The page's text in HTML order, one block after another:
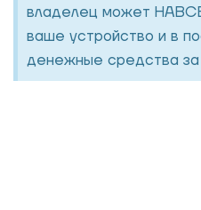
владелец может
ваше устройство и в
денежные средства за